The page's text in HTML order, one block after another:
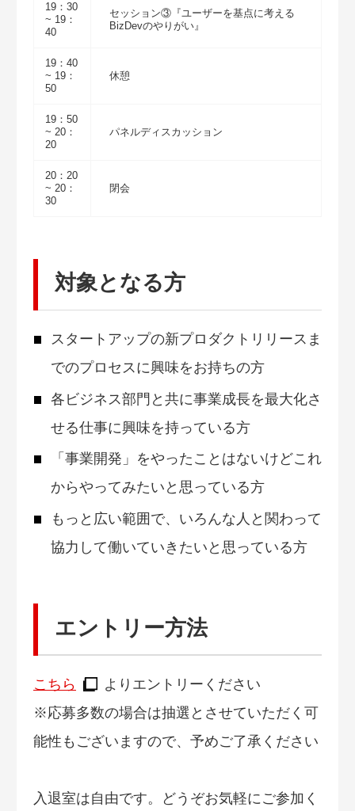
19：30
~ 19：
40
セッション③『ユーザーを基点に考える
BizDevのやりがい』
19：40
~ 19：
50
休憩
19：50
~ 20：
20
パネルディスカッション
20：20
~ 20：
30
閉会
対象となる方
スタートアップの新プロダクトリリースま
でのプロセスに興味をお持ちの方
各ビジネス部門と共に事業成長を最大化さ
せる仕事に興味を持っている方
「事業開発」をやったことはないけどこれ
からやってみたいと思っている方
もっと広い範囲で、いろんな人と関わって
協力して働いていきたいと思っている方
エントリー方法
こちら
よりエントリーください
※応募多数の場合は抽選とさせていただく可
能性もございますので、予めご了承ください
入退室は自由です。どうぞお気軽にご参加く